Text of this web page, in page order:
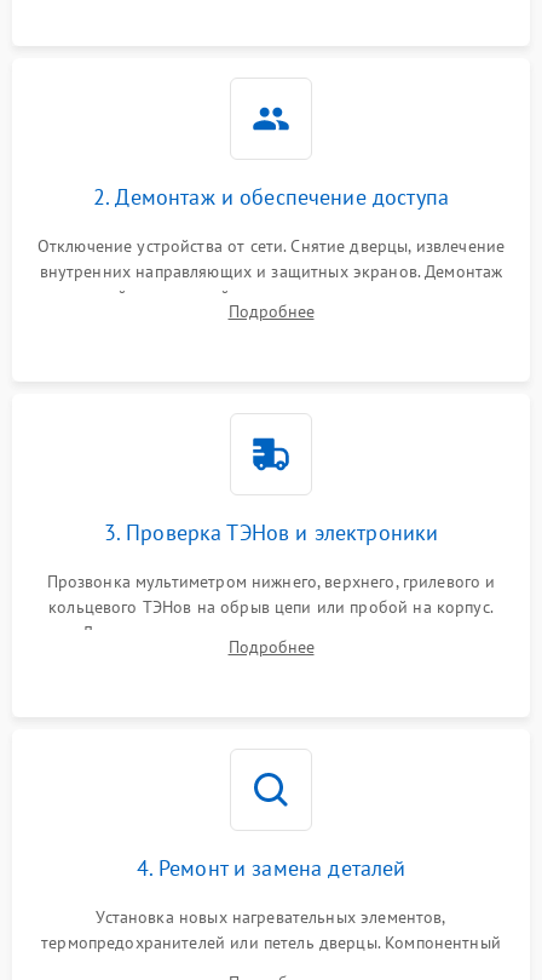
2. Демонтаж и обеспечение доступа
Отключение устройства от сети. Снятие дверцы, извлечение
внутренних направляющих и защитных экранов. Демонтаж
задней или верхней панели для прямого доступа к
нагревательным элементам, плате и вентиляторам.
Подробнее
3. Проверка ТЭНов и электроники
Прозвонка мультиметром нижнего, верхнего, грилевого и
кольцевого ТЭНов на обрыв цепи или пробой на корпус.
Диагностика термостата, датчиков температуры,
переключателя режимов и мотора конвекции.
Подробнее
4. Ремонт и замена деталей
Установка новых нагревательных элементов,
термопредохранителей или петель дверцы. Компонентный